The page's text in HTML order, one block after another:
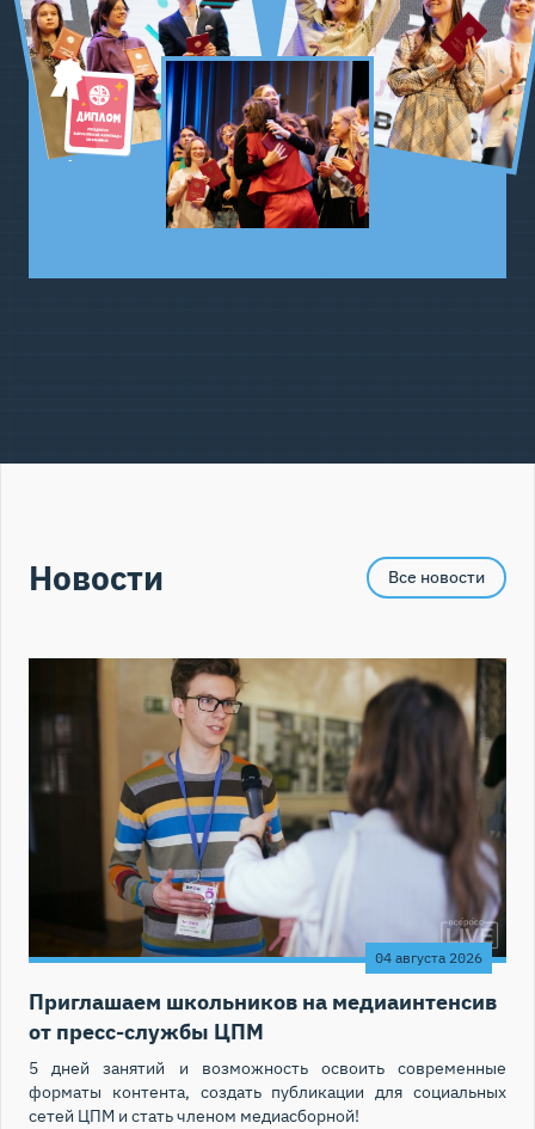
Новости Все новости
04 августа 2026
Приглашаем школьников на медиаинтенсив
от пресс-службы ЦПМ
5 дней занятий и возможность освоить современные
форматы контента, создать публикации для социальных
сетей ЦПМ и стать членом медиасборной!